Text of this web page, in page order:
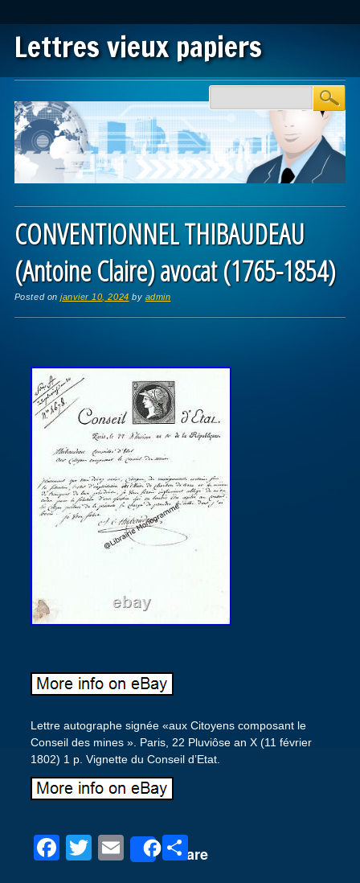
Lettres vieux papiers
Main menu
CONVENTIONNEL THIBAUDEAU
(Antoine Claire) avocat (1765-1854)
Posted onjanvier 10, 2024 by admin
Lettre autographe signée «aux Citoyens composant le
Conseil des mines ». Paris, 22 Pluviôse an X (11 février
1802) 1 p. Vignette du Conseil d’Etat.
F
T
E
Share
P